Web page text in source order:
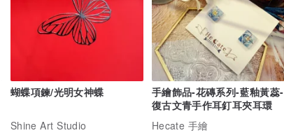
蝴蝶項鍊/光明女神蝶
Shine Art Studio
手繪飾品-花磚系列-藍釉黃蕊-
復古文青手作耳釘耳夾耳環
Hecate 手繪